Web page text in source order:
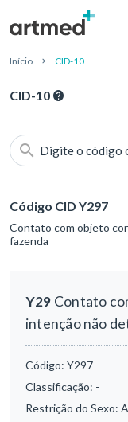
Início CID-10
CID-10
Digite o código
Código CID Y297
Contato com objeto
fazenda
Y29 Contato
intenção não
Código: Y297
Classificação: -
Restrição do Sexo: